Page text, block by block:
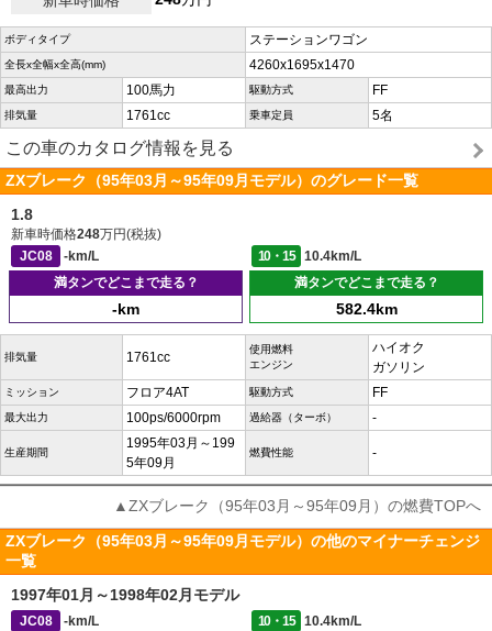
ボディタイプ ステーションワゴン
全長x全幅x全高(mm) 4260x1695x1470
最高出力 100馬力 駆動方式 FF
排気量 1761cc 乗車定員 5名
この車のカタログ情報を見る
ZXブレーク（95年03月～95年09月モデル）のグレード一覧
1.8
新車時価格248万円(税抜)
JC08
-km/L 10・15
10.4km/L
満タンでどこまで走る？
-km
満タンでどこまで走る？
582.4km
排気量 1761cc
使用燃料
エンジン
ハイオク
ガソリン
ミッション フロア4AT 駆動方式 FF
最大出力 100ps/6000rpm 過給器（ターボ） -
生産期間
1995年03月～199
5年09月
燃費性能 -
▲ZXブレーク（95年03月～95年09月）の燃費TOPへ
ZXブレーク（95年03月～95年09月モデル）の他のマイナーチェンジ
一覧
1997年01月～1998年02月モデル
JC08 -km/L 10・15 10.4km/L